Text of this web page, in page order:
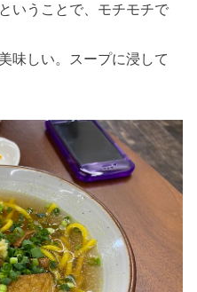
いうことで、モチモチで
味しい。スープに浸して